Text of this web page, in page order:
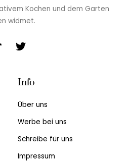
Kochen und dem Garten
widmet.
Info
Über uns
Werbe bei uns
Schreibe für uns
Impressum